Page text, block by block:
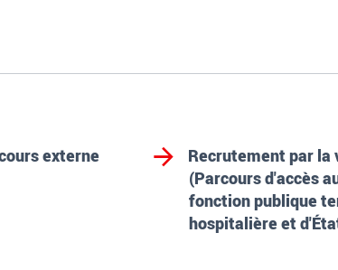
externe
Recrutement par la
(Parcours d'accès
fonction publique
hospitalière et